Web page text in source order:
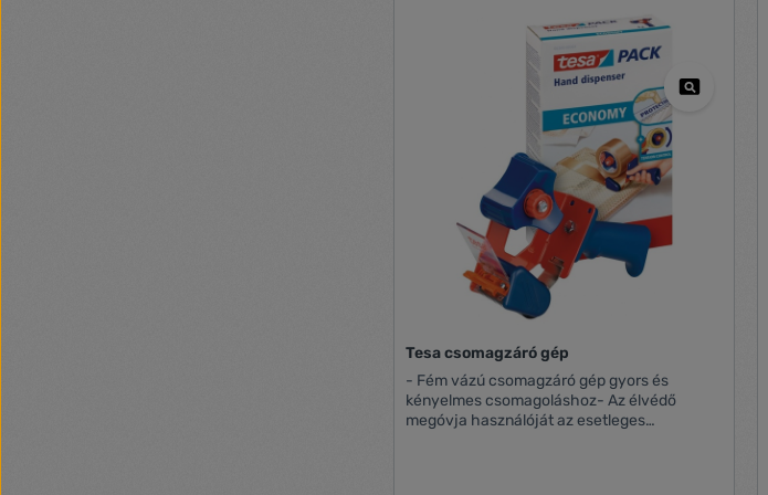
Tesa csomagzáró gép
- Fém vázú csomagzáró gép gyors és
kényelmes csomagoláshoz- Az élvédő
megóvja használóját az esetleges